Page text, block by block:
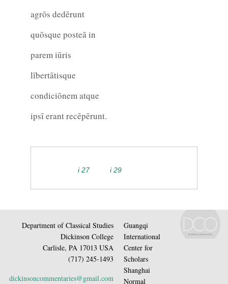
agrōs dedērunt
quōsque posteā in
parem iūris
lībertātisque
condiciōnem atque
ipsī erant recēpērunt.
i 27 i 29
Department of Classical Studies
Dickinson College
Carlisle, PA 17013 USA
(717) 245-1493
dickinsoncommentaries@gmail.com
Guangqi
International
Center for
Scholars
Shanghai
Normal